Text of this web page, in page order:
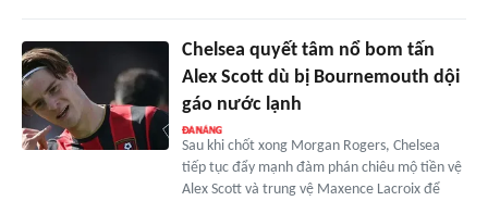
Chelsea quyết tâm nổ bom tấn
Alex Scott dù bị Bournemouth dội
gáo nước lạnh
Sau khi chốt xong Morgan Rogers, Chelsea
tiếp tục đẩy mạnh đàm phán chiêu mộ tiền vệ
Alex Scott và trung vệ Maxence Lacroix để